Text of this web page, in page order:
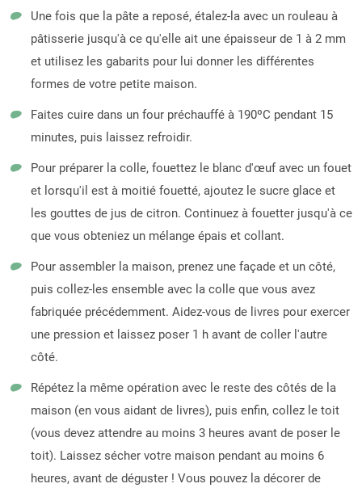
Une fois que la pâte a reposé, étalez-la avec un rouleau à
pâtisserie jusqu'à ce qu'elle ait une épaisseur de 1 à 2 mm
et utilisez les gabarits pour lui donner les différentes
formes de votre petite maison.
Faites cuire dans un four préchauffé à 190ºC pendant 15
minutes, puis laissez refroidir.
Pour préparer la colle, fouettez le blanc d'œuf avec un fouet
et lorsqu'il est à moitié fouetté, ajoutez le sucre glace et
les gouttes de jus de citron. Continuez à fouetter jusqu'à ce
que vous obteniez un mélange épais et collant.
Pour assembler la maison, prenez une façade et un côté,
puis collez-les ensemble avec la colle que vous avez
fabriquée précédemment. Aidez-vous de livres pour exercer
une pression et laissez poser 1 h avant de coller l'autre
côté.
Répétez la même opération avec le reste des côtés de la
maison (en vous aidant de livres), puis enfin, collez le toit
(vous devez attendre au moins 3 heures avant de poser le
toit). Laissez sécher votre maison pendant au moins 6
heures, avant de déguster ! Vous pouvez la décorer de